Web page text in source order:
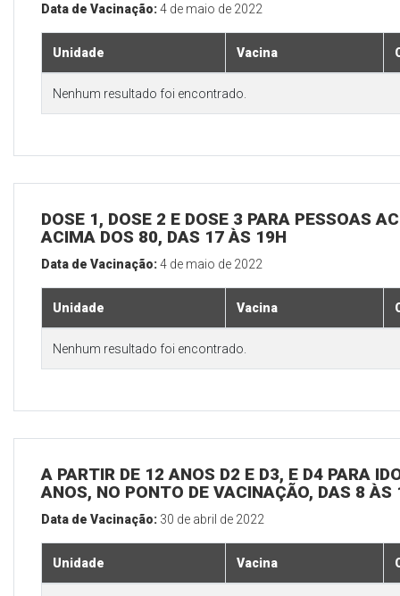
Data de Vacinação:4 de maio de 2022
Unidade Vacina
Nenhum resultado foi encontrado.
DOSE 1, DOSE 2 E DOSE 3 PARA PESSOAS
ACIMA DOS 80, DAS 17 ÀS 19H
Data de Vacinação:4 de maio de 2022
Unidade Vacina
Nenhum resultado foi encontrado.
A PARTIR DE 12 ANOS D2 E D3, E D4 PARA
ANOS, NO PONTO DE VACINAÇÃO, DAS 8 ÀS
Data de Vacinação: 30 de abril de 2022
Unidade Vacina